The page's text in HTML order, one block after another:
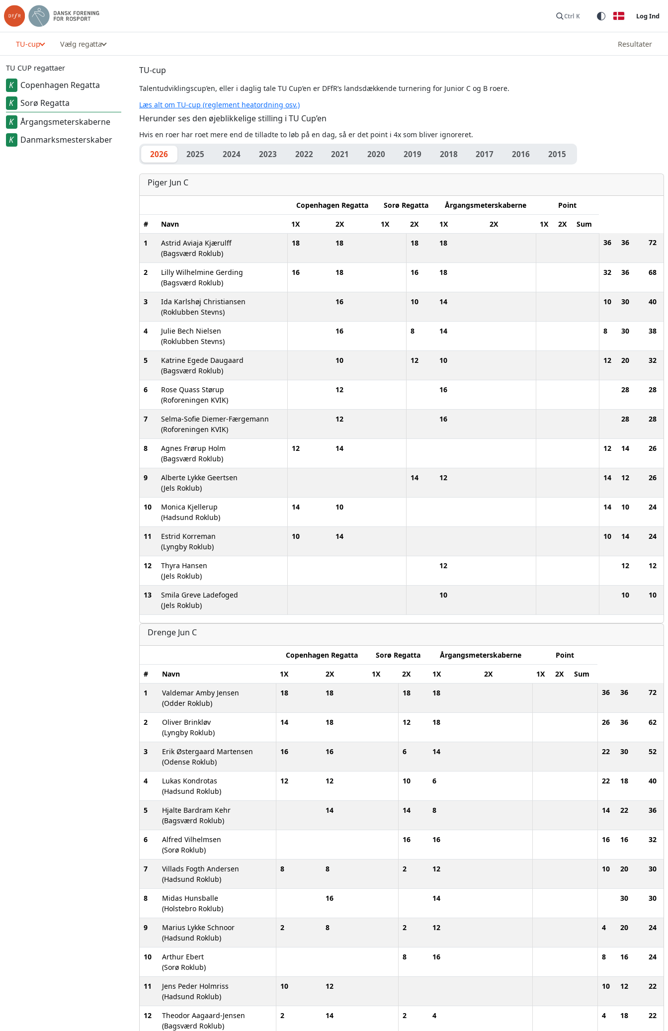
Ctrl K Log Ind
TU-cup Vælg regatta Resultater
TU CUP regattaer
Copenhagen Regatta
Sorø Regatta
Årgangsmeterskaberne
Danmarksmesterskaber
TU-cup
Talentudviklingscup’en, eller i daglig tale TU Cup’en er DFfR’s landsdækkende turnering for Junior C og B roere.
Læs alt om TU-cup (reglement heatordning osv.)
Herunder ses den øjeblikkelige stilling i TU Cup’en
Hvis en roer har roet mere end de tilladte to løb på en dag, så er det point i 4x som bliver ignoreret.
2026 2025 2024 2023 2022 2021 2020 2019 2018 2017 2016 2015
Piger Jun C
Copenhagen Regatta Sorø Regatta Årgangsmeterskaberne
Point
#
Navn 1X 2X 1X 2X 1X 2X 1X 2X
Sum
1
Astrid Aviaja Kjærulff
(Bagsværd Roklub)
18 18 18 18 36 36 72
2
Lilly Wilhelmine Gerding
(Bagsværd Roklub)
16 18 16 18 32 36 68
3
Ida Karlshøj Christiansen
(Roklubben Stevns)
16 10 14 10 30 40
4
Julie Bech Nielsen
(Roklubben Stevns)
16 8 14 8 30 38
5
Katrine Egede Daugaard
(Bagsværd Roklub)
10 12 10 12 20 32
6
Rose Quass Størup
(Roforeningen KVIK)
12 16 28 28
7
Selma-Sofie Diemer-Færgemann
(Roforeningen KVIK)
12 16 28 28
8
Agnes Frørup Holm
(Bagsværd Roklub)
12 14 12 14 26
9
Alberte Lykke Geertsen
(Jels Roklub)
14 12 14 12 26
10
Monica Kjellerup
(Hadsund Roklub)
14 10 14 10 24
11
Estrid Korreman
(Lyngby Roklub)
10 14 10 14 24
12
Thyra Hansen
(Jels Roklub)
12 12 12
13
Smila Greve Ladefoged
(Jels Roklub)
10 10 10
Drenge Jun C
Copenhagen Regatta Sorø Regatta Årgangsmeterskaberne
Point
#
Navn 1X 2X 1X 2X 1X 2X 1X 2X
Sum
1
Valdemar Amby Jensen
(Odder Roklub)
18 18 18 18 36 36 72
2
Oliver Brinkløv
(Lyngby Roklub)
14 18 12 18 26 36 62
3
Erik Østergaard Martensen
(Odense Roklub)
16 16 6 14 22 30 52
4
Lukas Kondrotas
(Hadsund Roklub)
12 12 10 6 22 18 40
5
Hjalte Bardram Kehr
(Bagsværd Roklub)
14 14 8 14 22 36
6
Alfred Vilhelmsen
(Sorø Roklub)
16 16 16 16 32
7
Villads Fogth Andersen
(Hadsund Roklub)
8 8 2 12 10 20 30
8
Midas Hunsballe
(Holstebro Roklub)
16 14 30 30
9
Marius Lykke Schnoor
(Hadsund Roklub)
2 8 2 12 4 20 24
10
Arthur Ebert
(Sorø Roklub)
8 16 8 16 24
11
Jens Peder Holmriss
(Hadsund Roklub)
10 12 10 12 22
12
Theodor Aagaard-Jensen
(Bagsværd Roklub)
2 14 2 4 4 18 22